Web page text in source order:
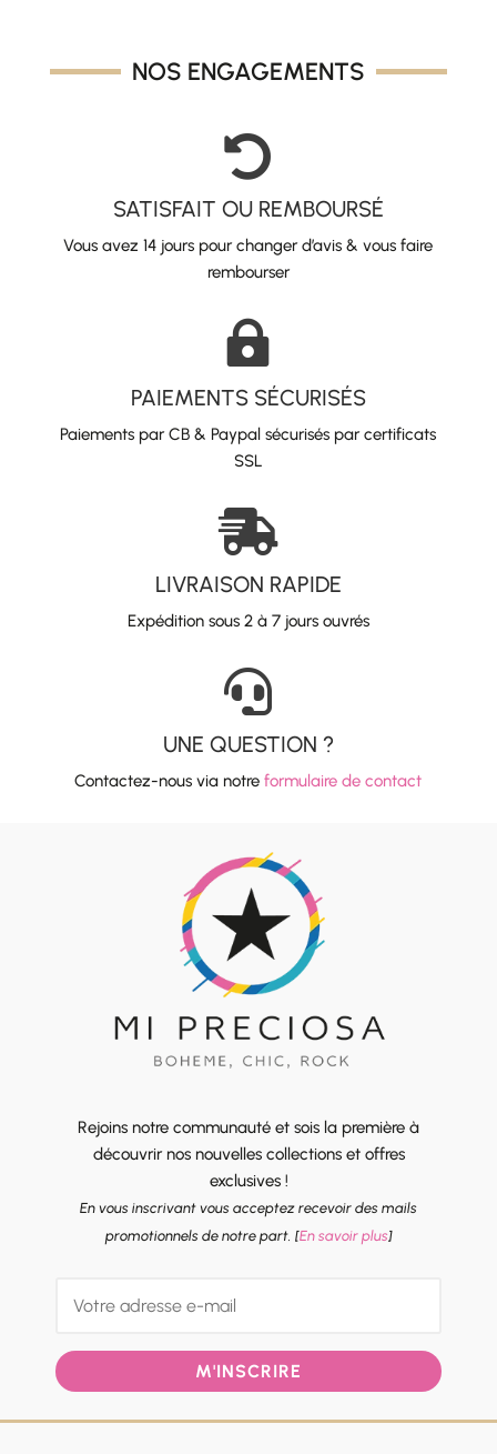
NOS ENGAGEMENTS

SATISFAIT OU REMBOURSÉ
Vous avez 14 jours pour changer d’avis & vous faire
rembourser

PAIEMENTS SÉCURISÉS
Paiements par CB & Paypal sécurisés par certificats
SSL

LIVRAISON RAPIDE
Expédition sous 2 à 7 jours ouvrés

UNE QUESTION ?
Contactez-nous via notreformulaire de contact
Rejoins notre communauté et sois la première à
découvrir nos nouvelles collections et offres
exclusives !
En vous inscrivant vous acceptez recevoir des mails
promotionnels de notre part. [En savoir plus]
M'INSCRIRE